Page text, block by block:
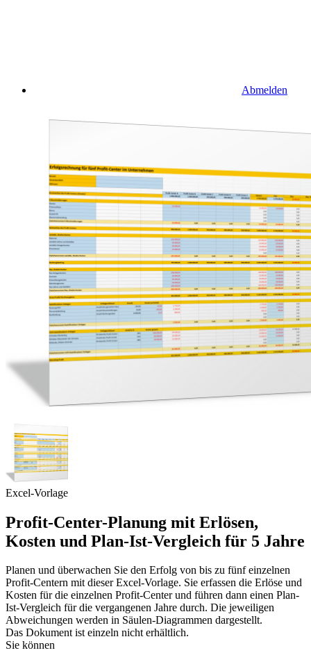
Abmelden
Excel-Vorlage
Profit-Center-Planung mit Erlösen,
Kosten und Plan-Ist-Vergleich für 5 Jahre
Planen und überwachen Sie den Erfolg von bis zu fünf einzelnen
Profit-Centern mit dieser Excel-Vorlage. Sie erfassen die Erlöse und
Kosten für die einzelnen Profit-Center und führen dann einen Plan-
Ist-Vergleich für die vergangenen Jahre durch. Die jeweiligen
Abweichungen werden in Säulen-Diagrammen dargestellt.
Das Dokument ist einzeln nicht erhältlich.
Sie können